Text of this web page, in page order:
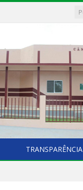
TRANSPARÊNCIA